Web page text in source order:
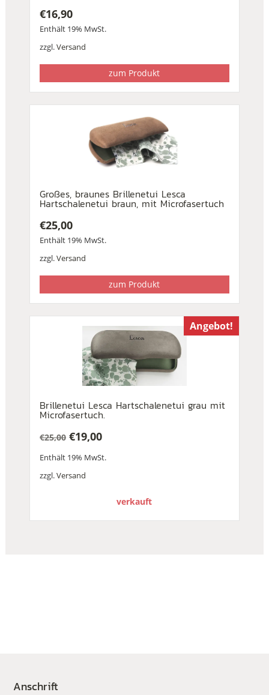
€16,90
Enthält 19% MwSt.
zzgl.Versand
zum Produkt
Großes, braunes Brillenetui Lesca
Hartschalenetui braun, mit Microfasertuch
€25,00
Enthält 19% MwSt.
zzgl.Versand
zum Produkt
Angebot!
Brillenetui Lesca Hartschalenetui grau mit
Microfasertuch.
€25,00
Preis
war:
€19,00
Preis
ist:
Enthält 19% MwSt.
zzgl.Versand
verkauft
Anschrift